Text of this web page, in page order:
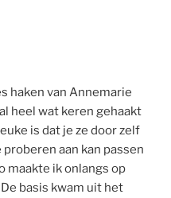
haken van Annemarie
heel wat keren gehaakt
is dat je ze door zelf
aan kan passen
maakte ik onlangs op
basis kwam uit het